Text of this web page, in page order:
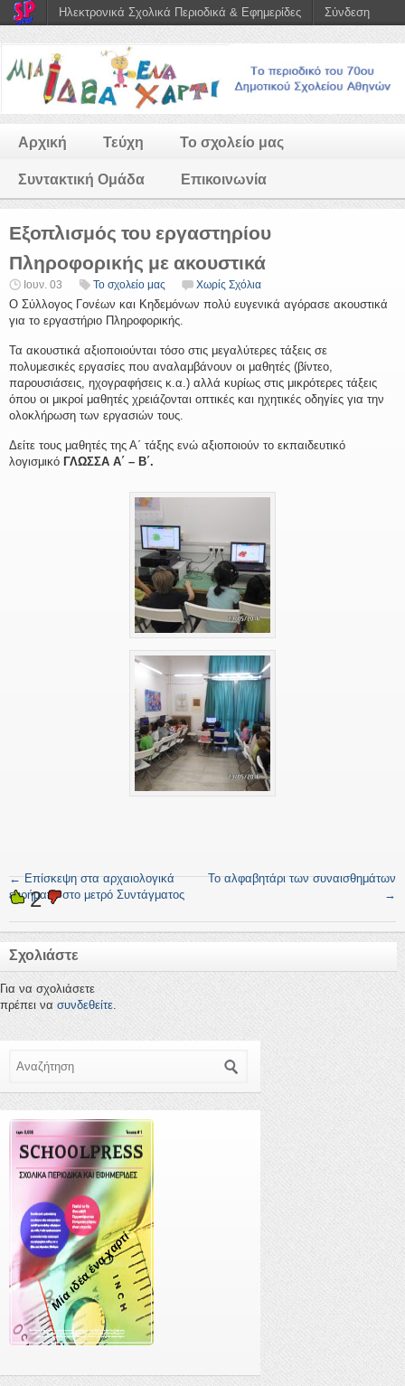
Αρχική Τεύχη Το σχολείο μας
Συντακτική Ομάδα Επικοινωνία
Εξοπλισμός του εργαστηρίου
Πληροφορικής με ακουστικά
Ιουν. 03 Το σχολείο μας Χωρίς Σχόλια
Ο Σύλλογος Γονέων και Κηδεμόνων πολύ ευγενικά αγόρασε ακουστικά
για το εργαστήριο Πληροφορικής.
Τα ακουστικά αξιοποιούνται τόσο στις μεγαλύτερες τάξεις σε
πολυμεσικές εργασίες που αναλαμβάνουν οι μαθητές (βίντεο,
παρουσιάσεις, ηχογραφήσεις κ.α.) αλλά κυρίως στις μικρότερες τάξεις
όπου οι μικροί μαθητές χρειάζονται οπτικές και ηχητικές οδηγίες για την
ολοκλήρωση των εργασιών τους.
Δείτε τους μαθητές της Α΄ τάξης ενώ αξιοποιούν το εκπαιδευτικό
λογισμικό ΓΛΩΣΣΑ Α΄ – Β΄.
←Επίσκεψη στα αρχαιολογικά
ευρήματα στο μετρό Συντάγματος
Το αλφαβητάρι των συναισθημάτων
→
2
Σχολιάστε
Για να σχολιάσετε
πρέπει να συνδεθείτε.
Μία ιδέα ένα χαρτί
Ηλεκτρονικά Σχολικά Περιοδικά & Εφημερίδες Σύνδεση